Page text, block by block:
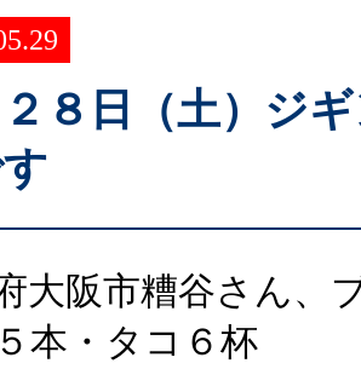
２８日（土）ジ
大阪市糟谷さん、
本・タコ６杯